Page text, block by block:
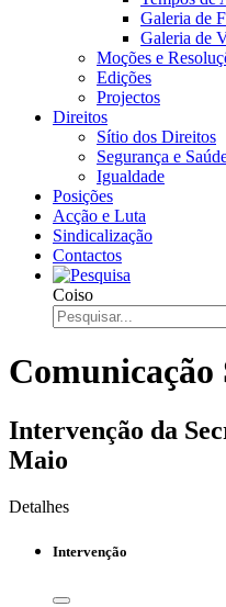
Galeria de
Galeria de
Moções e
Edições
Projectos
Direitos
Sítio dos Direitos
Segurança e
Igualdade
Posições
Acção e Luta
Sindicalização
Contactos
Coiso
Intervenção da
Maio
Detalhes
Intervenção